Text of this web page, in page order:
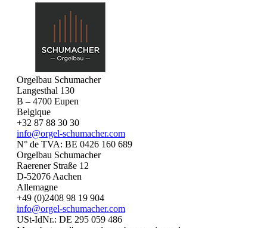
Orgelbau Schumacher
Langesthal 130
B – 4700 Eupen
Belgique
+32 87 88 30 30
info@orgel-schumacher.com
N° de TVA: BE 0426 160 689
Orgelbau Schumacher
Raerener Straße 12
D-52076 Aachen
Allemagne
+49 (0)2408 98 19 904
info@orgel-schumacher.com
USt-IdNr.: DE 295 059 486